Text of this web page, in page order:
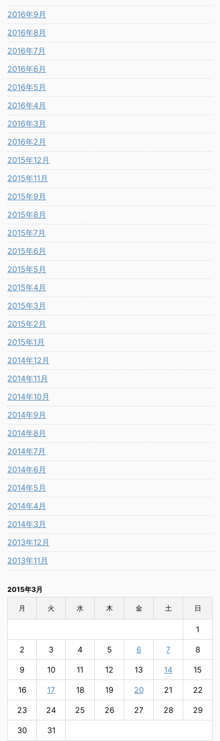
2016年9月
2016年8月
2016年7月
2016年6月
2016年5月
2016年4月
2016年3月
2016年2月
2015年12月
2015年11月
2015年9月
2015年8月
2015年7月
2015年6月
2015年5月
2015年4月
2015年3月
2015年2月
2015年1月
2014年12月
2014年11月
2014年10月
2014年9月
2014年8月
2014年7月
2014年6月
2014年5月
2014年4月
2014年3月
2013年12月
2013年11月
2015年3月
月 火 水 木 金 土 日
1
2 3 4 5 6 7 8
9 10 11 12 13 14 15
16 17 18 19 20 21 22
23 24 25 26 27 28 29
30
31